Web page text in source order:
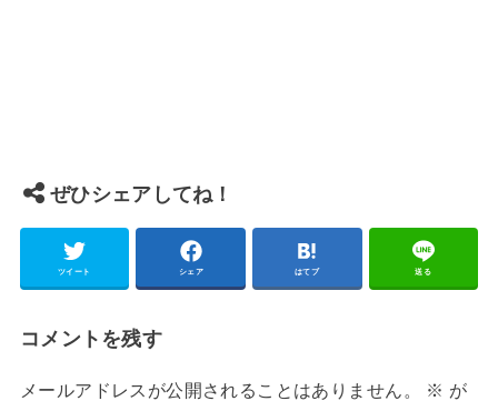
ぜひシェアしてね！
ツイート シェア はてブ 送る
コメントを残す
メールアドレスが公開されることはありません。 ※ が